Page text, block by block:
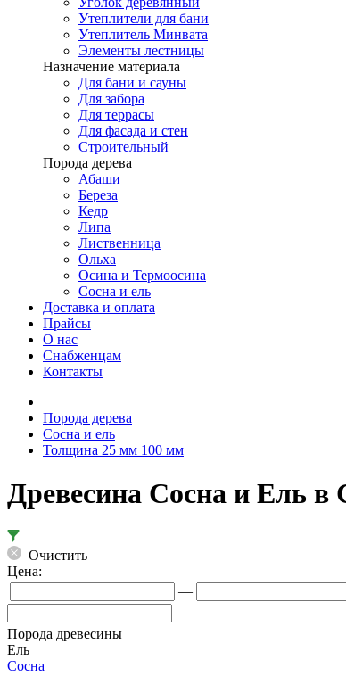
Утеплители для бани
Утеплитель Минвата
Элементы лестницы
Назначение материала
Для бани и сауны
Для забора
Для террасы
Для фасада и стен
Строительный
Порода дерева
Абаши
Береза
Кедр
Липа
Лиственница
Ольха
Осина и Термоосина
Сосна и ель
Доставка и оплата
Прайсы
О нас
Снабженцам
Контакты
Порода дерева
Сосна и ель
Толщина 25 мм 100 мм
Древесина Сосна и Ель
Очистить
Цена:
—
Порода древесины
Ель
Сосна